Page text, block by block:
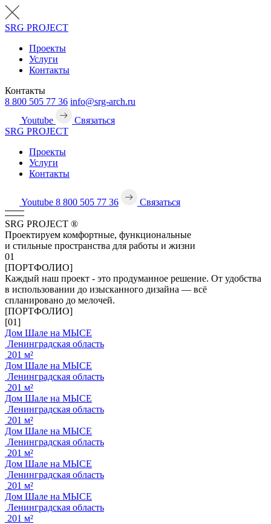
SRG PROJECT
Проекты
Услуги
Контакты
Контакты
8 800 505 77 36 info@srg-arch.ru
Youtube
Связаться
SRG PROJECT
Проекты
Услуги
Контакты
Youtube 8 800 505 77 36 Связаться
SRG PROJECT ®
Проектируем комфортные, функциональные
и стильные пространства для работы и жизни
01
[ПОРТФОЛИО]
Каждый наш проект - это продуманное решение. От удобства
в использовании до изысканного дизайна — всё
спланировано до мелочей.
[ПОРТФОЛИО]
[01]
Дом Шале на МЫСЕ
Ленинградская область
201 м²
Дом Шале на МЫСЕ
Ленинградская область
201 м²
Дом Шале на МЫСЕ
Ленинградская область
201 м²
Дом Шале на МЫСЕ
Ленинградская область
201 м²
Дом Шале на МЫСЕ
Ленинградская область
201 м²
Дом Шале на МЫСЕ
Ленинградская область
201 м²